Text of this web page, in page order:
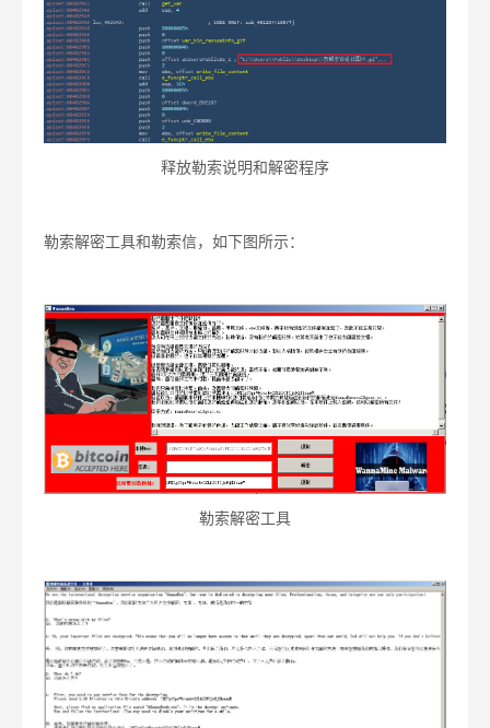
释放勒索说明和解密程序
勒索解密工具和勒索信，如下图所示：
勒索解密工具